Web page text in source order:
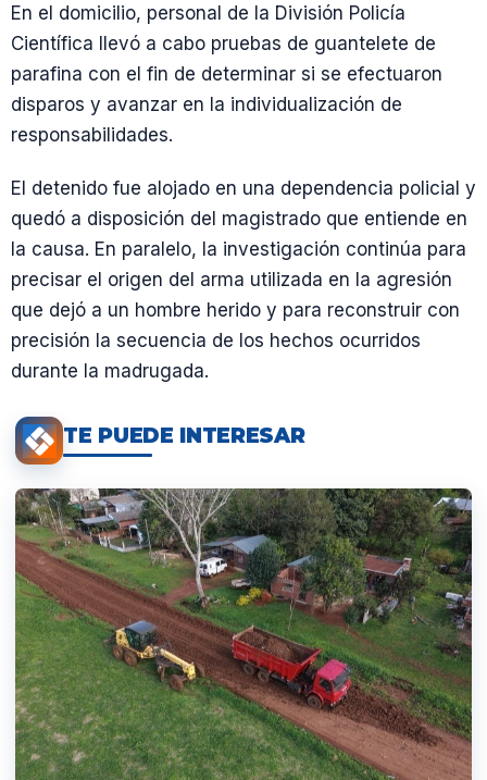
En el domicilio, personal de la División Policía
Científica llevó a cabo pruebas de guantelete de
parafina con el fin de determinar si se efectuaron
disparos y avanzar en la individualización de
responsabilidades.
El detenido fue alojado en una dependencia policial y
quedó a disposición del magistrado que entiende en
la causa. En paralelo, la investigación continúa para
precisar el origen del arma utilizada en la agresión
que dejó a un hombre herido y para reconstruir con
precisión la secuencia de los hechos ocurridos
durante la madrugada.
TE PUEDE INTERESAR